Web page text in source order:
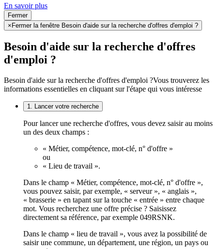
En savoir plus
Fermer
× Fermer la fenêtre Besoin d'aide sur la recherche d'offres d'emploi ?
Besoin d'aide sur la recherche d'offres
d'emploi ?
Besoin d'aide sur la recherche d'offres d'emploi ?Vous trouverez les
informations essentielles en cliquant sur l'étape qui vous intéresse
1. Lancer votre recherche
Pour lancer une recherche d'offres, vous devez saisir au moins
un des deux champs :
« Métier, compétence, mot-clé, n° d'offre »
ou
« Lieu de travail ».
Dans le champ « Métier, compétence, mot-clé, n° d'offre »,
vous pouvez saisir, par exemple, « serveur », « anglais »,
« brasserie » en tapant sur la touche « entrée » entre chaque
mot. Vous recherchez une offre précise ? Saisissez
directement sa référence, par exemple 049RSNK.
Dans le champ « lieu de travail », vous avez la possibilité de
saisir une commune, un département, une région, un pays ou